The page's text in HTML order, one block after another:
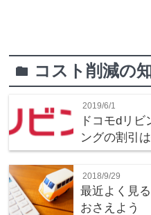
folder コスト削減の
2019/6/1
ドコモdリ
ングの割引
2018/9/29
最近よく見
おさえよう